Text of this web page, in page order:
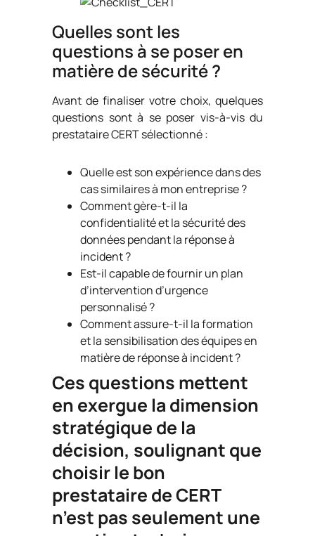
Quelles sont les
questions à se poser en
matière de sécurité ?
Avant de finaliser votre choix, quelques
questions sont à se poser vis-à-vis du
prestataire CERT sélectionné :
Quelle est son expérience dans des
cas similaires à mon entreprise ?
Comment gère-t-il la
confidentialité et la sécurité des
données pendant la réponse à
incident ?
Est-il capable de fournir un plan
d’intervention d’urgence
personnalisé ?
Comment assure-t-il la formation
et la sensibilisation des équipes en
matière de réponse à incident ?
Ces questions mettent
en exergue la dimension
stratégique de la
décision, soulignant que
choisir le bon
prestataire de CERT
n’est pas seulement une